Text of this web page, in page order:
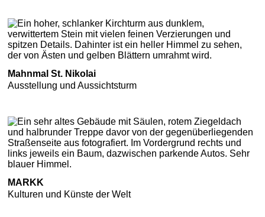
Mahnmal St. Nikolai
Ausstellung und Aussichtsturm
MARKK
Kulturen und Künste der Welt